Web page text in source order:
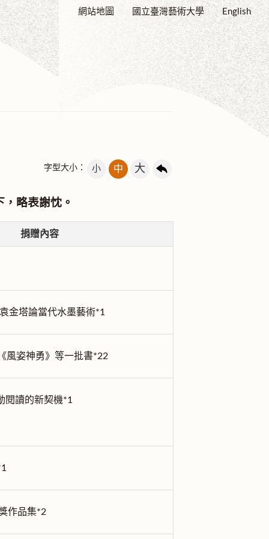
網站地圖 國立臺灣藝術大學 English
字型大小： 小 中 大
略表謝忱。
捐贈內容
金塔論當代水墨藝術*1
風姿神勇》等一批書*22
閱讀的新契機*1
作品集*2